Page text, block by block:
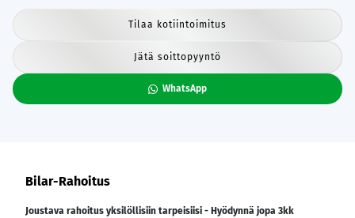
Tilaa kotiintoimitus
Jätä soittopyyntö
WhatsApp
Bilar-Rahoitus
Joustava rahoitus yksilöllisiin tarpeisiisi - Hyödynnä jopa 3kk